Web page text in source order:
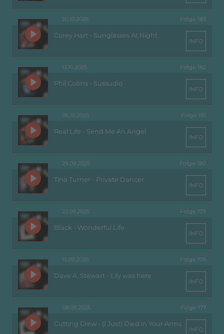
20.10.2025 Folge 183
Corey Hart - Sunglasses At Night
INFO
13.10.2025 Folge 182
Phil Collins - Sussudio
INFO
06.10.2025 Folge 181
Real Life - Send Me An Angel
INFO
29.09.2025 Folge 180
Tina Turner - Private Dancer
INFO
22.09.2025 Folge 179
Black - Wonderful Life
INFO
15.09.2025 Folge 178
Dave A. Stewart - Lily was here
INFO
08.09.2025 Folge 177
Cutting Crew - (I Just) Died in Your Arms
INFO